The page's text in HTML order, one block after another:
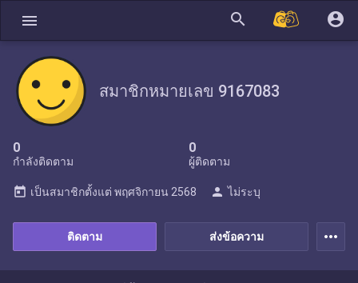
menu search account_circle
สมาชิกหมายเลข 9167083
0
กำลังติดตาม
0
ผู้ติดตาม
ส่งข้อความ
ติดตาม
today เป็นสมาชิกตั้งแต่ พฤศจิกายน 2568 person ไม่ระบุ
more_horiz